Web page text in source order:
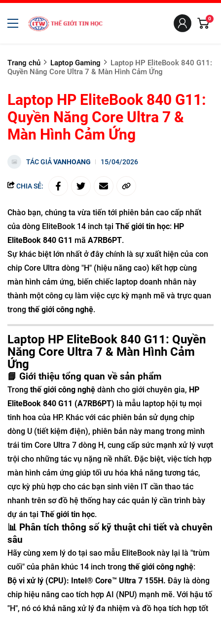
0
Trang chủ Laptop Gaming
Laptop HP EliteBook 840 G11:
Quyền Năng Core Ultra 7 & Màn Hình Cảm Ứng
Laptop HP EliteBook 840 G11:
Quyền Năng Core Ultra 7 &
Màn Hình Cảm Ứng
TÁC GIẢVANHOANG 15/04/2026
CHIA SẺ:
Chào bạn, chúng ta vừa tiến tới phiên bản cao cấp nhất
của dòng EliteBook 14 inch tại Thế giới tin học: HP
EliteBook 840 G11 mã A7RB6PT.
Sự khác biệt lớn nhất ở đây chính là sự xuất hiện của con
chip Core Ultra dòng "H" (hiệu năng cao) kết hợp cùng
màn hình cảm ứng, biến chiếc laptop doanh nhân này
thành một công cụ làm việc cực kỳ mạnh mẽ và trực quan
trong thế giới công nghệ.
Laptop HP EliteBook 840 G11: Quyền
Năng Core Ultra 7 & Màn Hình Cảm
Ứng
📘 Giới thiệu tổng quan về sản phẩm
Trong thế giới công nghệ dành cho giới chuyên gia, HP
EliteBook 840 G11 (A7RB6PT) là mẫu laptop hội tụ mọi
tinh hoa của HP. Khác với các phiên bản sử dụng chip
dòng U (tiết kiệm điện), phiên bản này mang trong mình
trái tim Core Ultra 7 dòng H, cung cấp sức mạnh xử lý vượt
trội cho những tác vụ nặng nề nhất. Đặc biệt, việc tích hợp
màn hình cảm ứng giúp tối ưu hóa khả năng tương tác,
cực kỳ phù hợp cho các bạn sinh viên IT cần thao tác
nhanh trên sơ đồ hệ thống hay các quản lý cần trình bày
dự án tại Thế giới tin học.
📊 Phân tích thông số kỹ thuật chi tiết và chuyên
sâu
Hãy cùng xem lý do tại sao mẫu EliteBook này lại là "trùm
cuối" của phân khúc 14 inch trong thế giới công nghệ:
Bộ vi xử lý (CPU): Intel® Core™ Ultra 7 155H. Đây là dòng
chip hiệu năng cao tích hợp AI (NPU) mạnh mẽ. Với hậu tố
"H", nó có khả năng xử lý đa nhiệm và đồ họa tích hợp tốt